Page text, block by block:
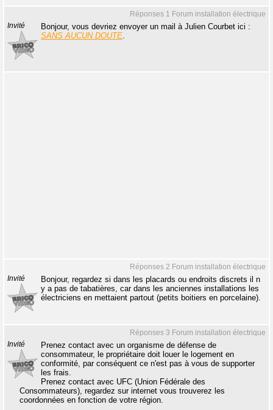
Réponses 1 Forum installation électrique
Invité
Bonjour, vous devriez envoyer un mail à Julien Courbet ici :
SANS AUCUN DOUTE.
Réponses 2 Forum installation électrique
Invité
Bonjour, regardez si dans les placards ou endroits discrets il n
y a pas de tabatières, car dans les anciennes installations les
électriciens en mettaient partout (petits boitiers en porcelaine).
Réponses 3 Forum installation électrique
Invité
Prenez contact avec un organisme de défense de
consommateur, le propriétaire doit louer le logement en
conformité, par conséquent ce n'est pas à vous de supporter
les frais.
Prenez contact avec UFC (Union Fédérale des
Consommateurs), regardez sur internet vous trouverez les
coordonnées en fonction de votre région.